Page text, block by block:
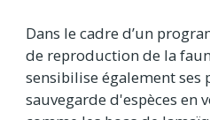
Dans le cadre d’un
de reproduction de la
sensibilise également ses
sauvegarde d'espèces en